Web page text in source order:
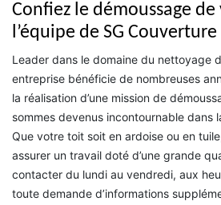
Confiez le démoussage
l’équipe de SG Couverture
Leader dans le domaine du nettoyage
entreprise bénéficie de nombreuses
la réalisation d’une mission de
sommes devenus incontournable dans
Que votre toit soit en ardoise ou en
assurer un travail doté d’une grande
contacter du lundi au vendredi, aux
toute demande d’informations